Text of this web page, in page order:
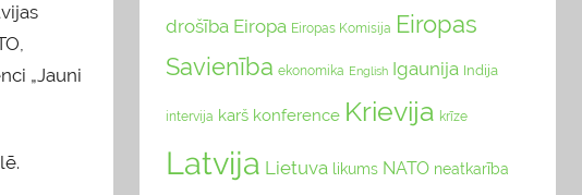
„Jauni
drošība Eiropa Eiropas Komisija Eiropas
Savienība ekonomika English Igaunija Indija
intervija karš konference Krievija krīze
Latvija Lietuva likums NATO neatkarība